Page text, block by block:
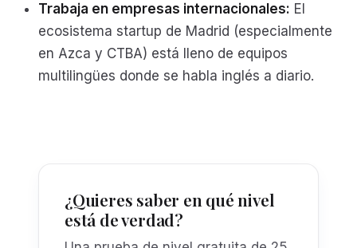
Trabaja en empresas internacionales: El
ecosistema startup de Madrid (especialmente
en Azca y CTBA) está lleno de equipos
multilingües donde se habla inglés a diario.
¿Quieres saber en qué nivel
está de verdad?